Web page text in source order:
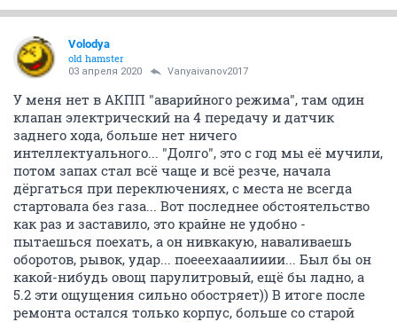
Volodya
old hamster
03 апреля 2020 Vanyaivanov2017
У меня нет в АКПП "аварийного режима", там один
клапан электрический на 4 передачу и датчик
заднего хода, больше нет ничего
интеллектуального... "Долго", это с год мы её мучили,
потом запах стал всё чаще и всё резче, начала
дёргаться при переключениях, с места не всегда
стартовала без газа... Вот последнее обстоятельство
как раз и заставило, это крайне не удобно -
пытаешься поехать, а он нивкакую, наваливаешь
оборотов, рывок, удар... поееехааалииии... Был бы он
какой-нибудь овощ парулитровый, ещё бы ладно, а
5.2 эти ощущения сильно обостряет)) В итоге после
ремонта остался только корпус, больше со старой